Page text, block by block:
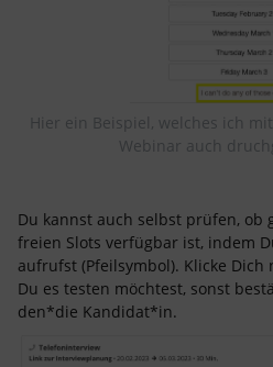
Hier ein Beispiel, welches ich
Webinar auch
Du kannst auch selbst prüfen, ob
freien Slots verfügbar ist, indem
aufrufst (Pfeilsymbol). Klicke
Du es testen möchtest, sonst
den*die Kandidat*in.